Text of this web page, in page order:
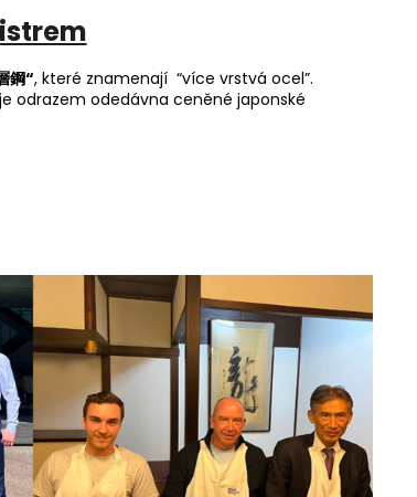
鋼“, které znamenají “více vrstvá ocel”.
odrazem odedávna ceněné japonské